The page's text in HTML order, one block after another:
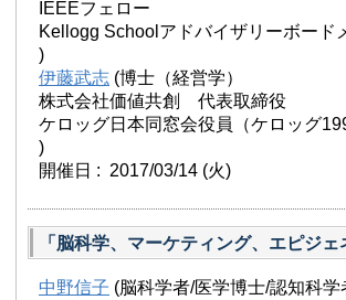
IEEEフェロー
Kellogg Schoolアドバイザリーボード
)
伊藤武志 (博士（経営学）
株式会社価値共創 代表取締役
ケロッグ日本同窓会役員（ケロッグ
)
開催日 : 2017/03/14 (火)
「脳科学、マーケティング、エピジェ
中野信子 (脳科学者/医学博士/認知科学